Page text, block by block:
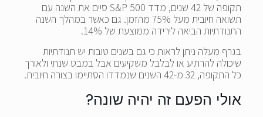
תקופה של 42 שנים, מדד S&P 500 סיים את השנה עם
תשואה חיובית מעל 75% מהזמן. גם כאשר במהלך השנה
התנודתיות הביאה לירידה ממוצעת של 14%.
בגרף מעלה ניתן לראות כי גם בשנים טובות יש תנודתיות
שיכולה להרתיע או לבלבל משקיעים אבל במבט שנתי ולאורך
כל התקופה, 32 מ-42 השנים שנמדדו הסתיימו בצורה חיובית.
אולי הפעם זה יהיה שונה?